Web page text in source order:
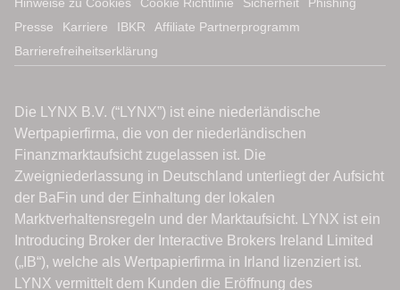
Hinweise zu Cookies
Cookie Richtlinie Sicherheit
Phishing
Presse
Karriere IBKR
Affiliate Partnerprogramm
Barrierefreiheitserklärung